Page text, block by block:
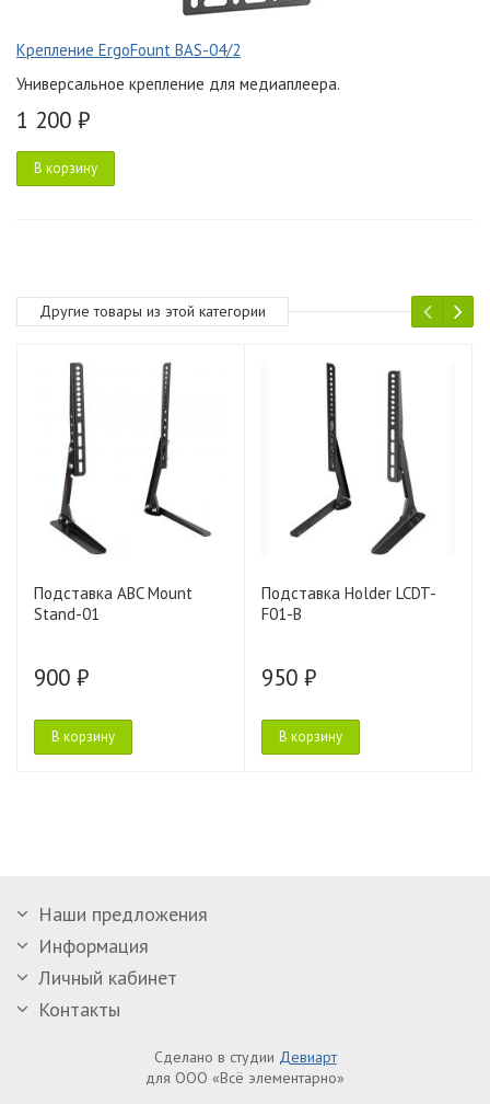
Крепление ErgoFount BAS-04/2
Универсальное крепление для медиаплеера.
1 200 ₽
В корзину
Другие товары из этой категории
Подставка ABC Mount
Stand-01
900 ₽
В корзину
Подставка Holder LCDT-
F01-B
950 ₽
В корзину
Наши предложения
Информация
Личный кабинет
Контакты
Сделано в студии Девиарт
для ООО «Всё элементарно»